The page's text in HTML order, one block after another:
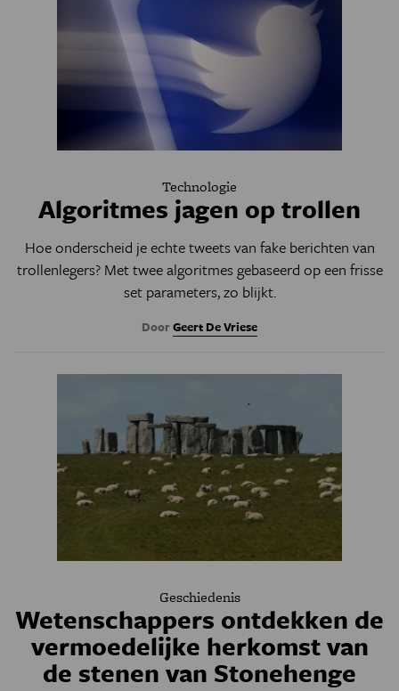
Technologie
Algoritmes jagen op trollen
Hoe onderscheid je echte tweets van fake berichten van
trollenlegers? Met twee algoritmes gebaseerd op een frisse
set parameters, zo blijkt.
DoorGeert De Vriese
Geschiedenis
Wetenschappers ontdekken de
vermoedelijke herkomst van
de stenen van Stonehenge